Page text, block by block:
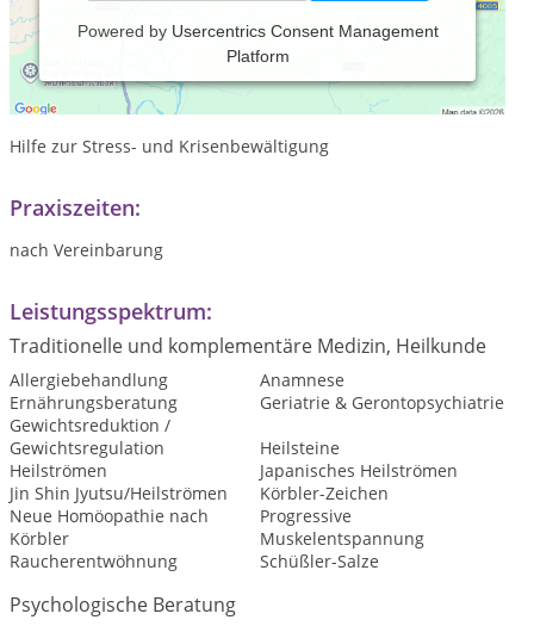
Powered by Usercentrics Consent Management
Platform
Chelation - energetische Behandlung und geistiges Heilen
psychotherapeutisches Gespräch
Hilfe zur Stress- und Krisenbewältigung
Praxiszeiten:
nach Vereinbarung
Leistungsspektrum:
Traditionelle und komplementäre Medizin, Heilkunde
Allergiebehandlung
Anamnese
Ernährungsberatung
Geriatrie & Gerontopsychiatrie
Gewichtsreduktion /
Gewichtsregulation
Heilsteine
Heilströmen
Japanisches Heilströmen
Jin Shin Jyutsu/Heilströmen
Körbler-Zeichen
Neue Homöopathie nach
Körbler
Progressive
Muskelentspannung
Raucherentwöhnung
Schüßler-Salze
Psychologische Beratung